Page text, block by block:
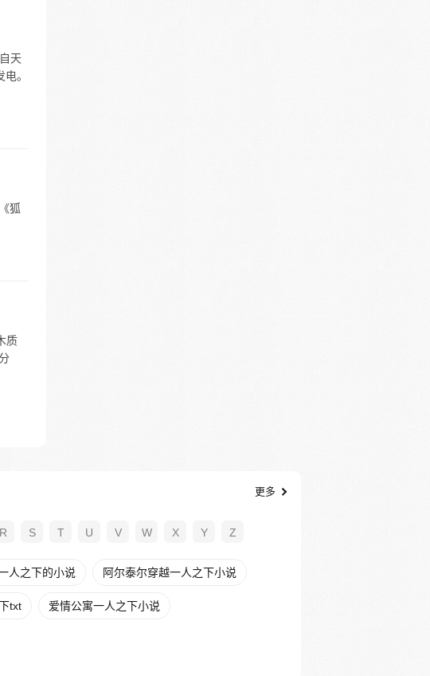
天
。
狐
质
更多
R S T U V W X Y Z
人之下的小说 阿尔泰尔穿越一人之下小说
txt 爱情公寓一人之下小说